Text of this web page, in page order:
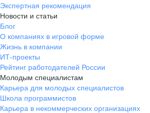
Экспертная рекомендация
Новости и статьи
Блог
О компаниях в игровой форме
Жизнь в компании
ИТ-проекты
Рейтинг работодателей России
Молодым специалистам
Карьера для молодых специалистов
Школа программистов
Карьера в некоммерческих организациях